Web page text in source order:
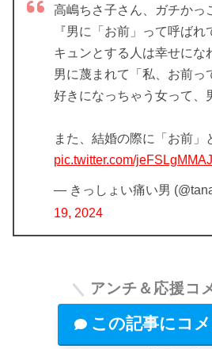
高嶋ちさ子さん、ガチかっ
『男に「お前」って呼ばれ
キュンとする人は幸せにな
男に蔑まれて「私、お前っ
好きになっちゃう女って、
また、結婚の際に「お前
pic.twitter.com/jeFSLgMMAJ
— きっしょい痛い男
19, 2024
アンチ＆応援コ
この記事にコ